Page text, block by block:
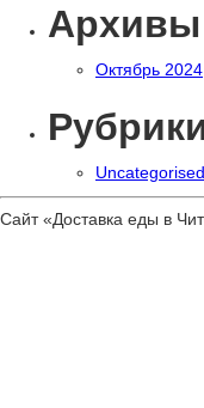
Архивы
Октябрь 2024
Uncategorised
Сайт «Доставка еды в